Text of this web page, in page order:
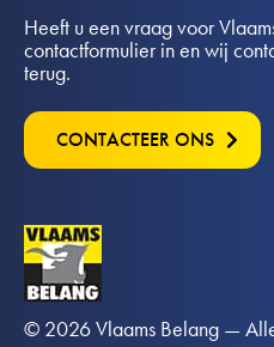
Heeft u een vraag voor
contactformulier in en wij
terug.
CONTACTEER ONS
© 2026 Vlaams Belang —